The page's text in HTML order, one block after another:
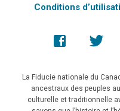
Conditions
La Fiducie nationale du
ancestraux des peuples
culturelle et traditionnelle